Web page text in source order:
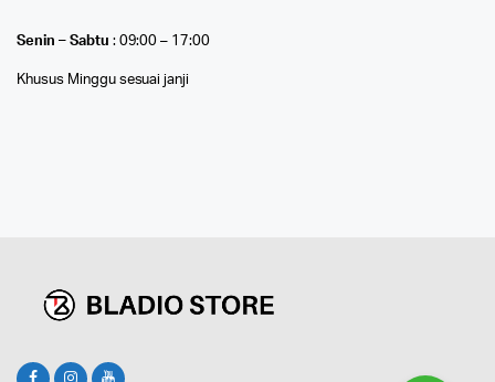
Senin – Sabtu : 09:00 – 17:00
Khusus Minggu sesuai janji